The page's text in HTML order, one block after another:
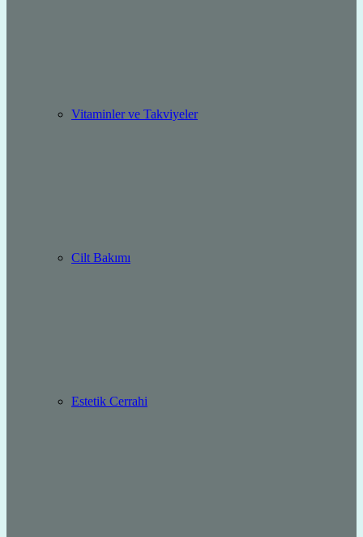
Vitaminler ve Takviyeler
Cilt Bakımı
Estetik Cerrahi